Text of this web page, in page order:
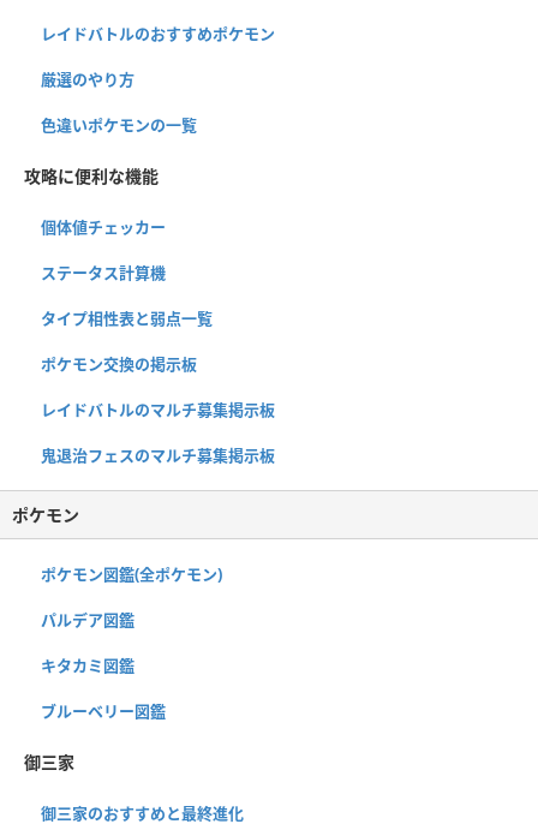
レイドバトルのおすすめポケモン
厳選のやり方
色違いポケモンの一覧
攻略に便利な機能
個体値チェッカー
ステータス計算機
タイプ相性表と弱点一覧
ポケモン交換の掲示板
レイドバトルのマルチ募集掲示板
鬼退治フェスのマルチ募集掲示板
ポケモン
ポケモン図鑑(全ポケモン)
パルデア図鑑
キタカミ図鑑
ブルーベリー図鑑
御三家
御三家のおすすめと最終進化